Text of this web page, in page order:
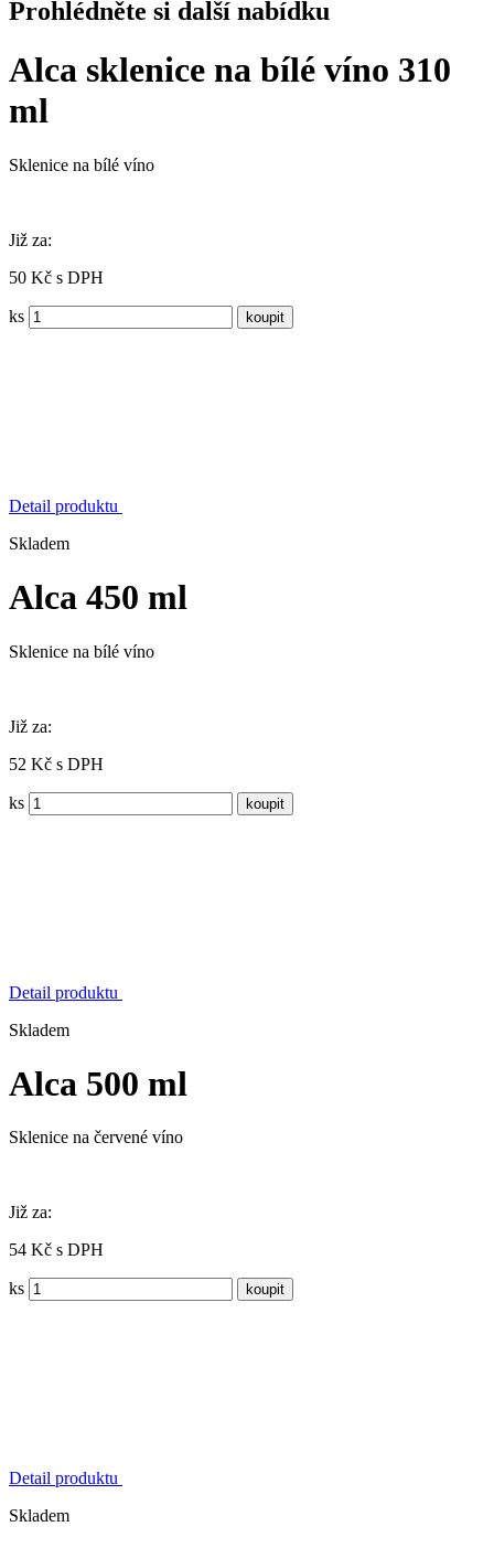
Prohlédněte si další nabídku
Alca sklenice na bílé víno 310
ml
Sklenice na bílé víno
Již za:
50 Kč s DPH
ks
Detail produktu
Skladem
Alca 450 ml
Sklenice na bílé víno
Již za:
52 Kč s DPH
ks
Detail produktu
Skladem
Alca 500 ml
Sklenice na červené víno
Již za:
54 Kč s DPH
ks
Detail produktu
Skladem